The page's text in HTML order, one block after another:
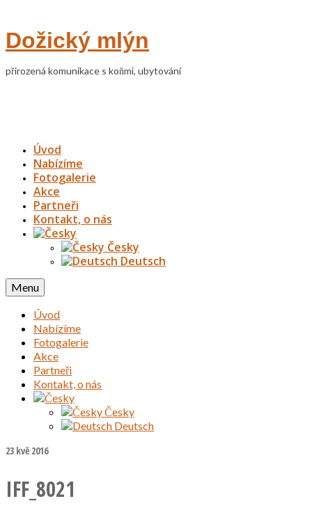
Dožický mlýn
přirozená komunikace s koňmi, ubytování
Úvod
Nabízíme
Fotogalerie
Akce
Partneři
Kontakt, o nás
Česky
Deutsch
Menu
Úvod
Nabízíme
Fotogalerie
Akce
Partneři
Kontakt, o nás
Česky
Deutsch
23 kvě 2016
IFF_8021